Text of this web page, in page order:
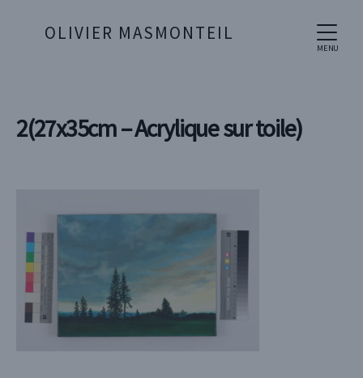
MENU
OLIVIER MASMONTEIL
2(27x35cm – Acrylique sur toile)